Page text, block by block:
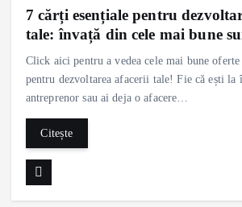
7 cărți esențiale pentru
tale: învață din cele mai bune
Click aici pentru a vedea cele mai bune
pentru dezvoltarea afacerii tale! Fie că ești la
antreprenor sau ai deja o afacere…
Citește